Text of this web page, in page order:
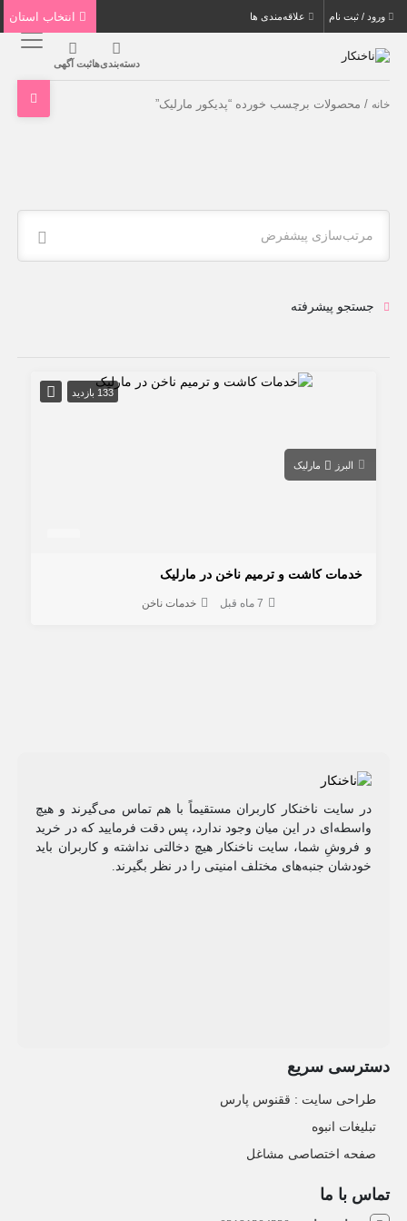
ورود / ثبت نام علاقه‌مندی ها
دسته‌بندی‌هاثبت آگهی
خانه / محصولات برچسب خورده “پدیکور مارلیک”
مرتب‌سازی پیشفرض
جستجو پیشرفته
133 بازدید
البرز مارلیک
خدمات کاشت و ترمیم ناخن در مارلیک
7 ماه قبل خدمات ناخن
در سایت ناخنکار کاربران مستقیماً با هم تماس می‌گیرند و هیچ
واسطه‌ای در این میان وجود ندارد، پس دقت فرمایید که در خرید
و فروشِ شما، سایت ناخنکار هیچ دخالتی نداشته و کاربران باید
خودشان جنبه‌های مختلف امنیتی را در نظر بگیرند.
دسترسی سریع
طراحی سایت :‌ ققنوس پارس
تبلیغات انبوه
صفحه اختصاصی مشاغل
تماس با ما